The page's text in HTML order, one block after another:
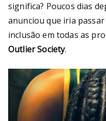
significa? Poucos dias
anunciou que iria
inclusão em todas as
Outlier Society.